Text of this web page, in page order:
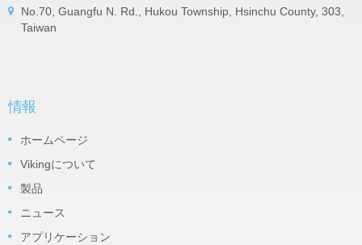
No.70, Guangfu N. Rd., Hukou Township, Hsinchu County, 303,
Taiwan
情報
ホームページ
Vikingについて
製品
ニュース
アプリケーション